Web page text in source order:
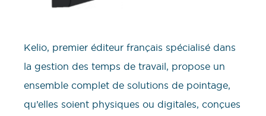
Kelio, premier éditeur français spécialisé dans
la gestion des temps de travail, propose un
ensemble complet de solutions de pointage,
qu’elles soient physiques ou digitales, conçues